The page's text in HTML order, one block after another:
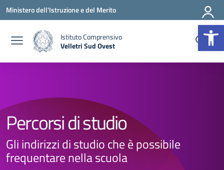
Vai ai contenuti
Vai al menu di navigazione
Vai al footer
Ministero dell'Istruzione e del Merito
Istituto Comprensivo
Velletri Sud Ovest
Percorsi di studio
Gli indirizzi di studio che è possibile
frequentare nella scuola